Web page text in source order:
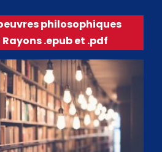
philosophiques
.epub et .pdf